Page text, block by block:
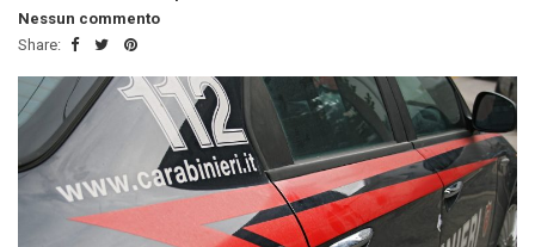
Nessun commento
Share: